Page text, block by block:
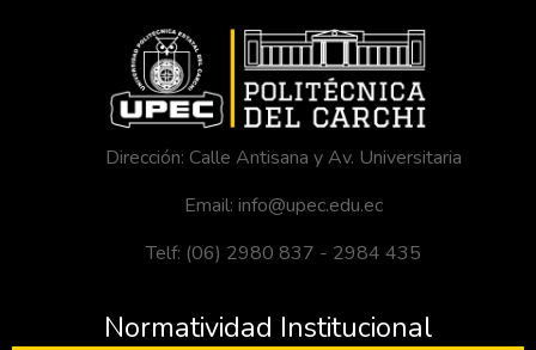
Dirección: Calle Antisana y Av. Universitaria
Email: info@upec.edu.ec
Telf: (06) 2980 837 - 2984 435
Normatividad Institucional